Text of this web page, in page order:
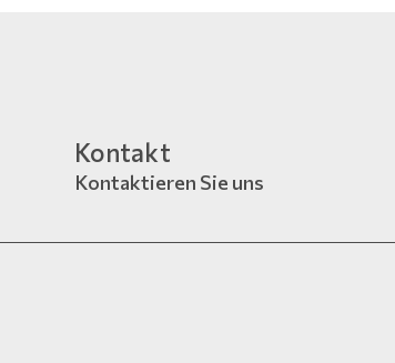
Kontakt
Kontaktieren Sie uns